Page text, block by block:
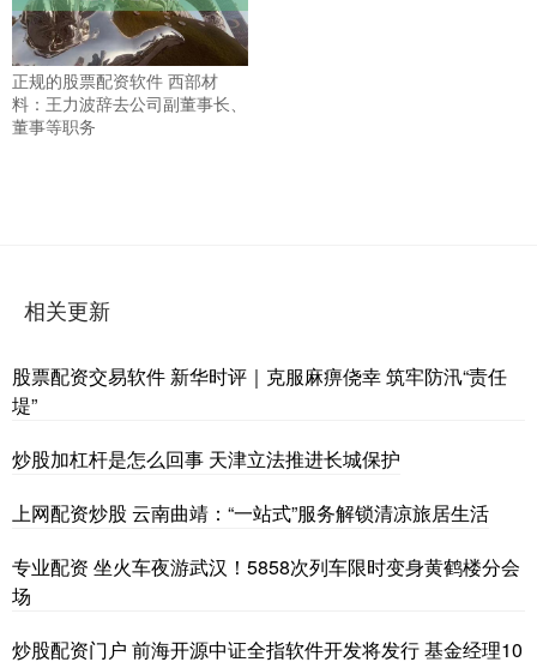
正规的股票配资软件 西部材
料：王力波辞去公司副董事长、
董事等职务
相关更新
股票配资交易软件 新华时评｜克服麻痹侥幸 筑牢防汛“责任
堤”
炒股加杠杆是怎么回事 天津立法推进长城保护
上网配资炒股 云南曲靖：“一站式”服务解锁清凉旅居生活
专业配资 坐火车夜游武汉！5858次列车限时变身黄鹤楼分会
场
炒股配资门户 前海开源中证全指软件开发将发行 基金经理10